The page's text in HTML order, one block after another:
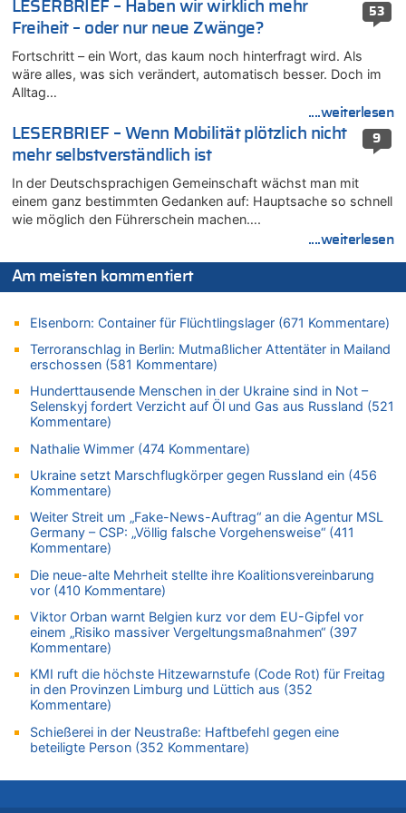
07.08.2026 - 00:50 von WK zu
07.08.2026 - 00:06 von 5/11 zu
Mehrere Menschen in Londons City niedergestochen
Mehrere Menschen in Londons City niedergestochen
06.08.2026 - 23:25 von WK zu
FIFA-Spitze demonstriert Einigkeit trotz Kritik und neuer
Vorwürfe gegen Präsident Gianni Infantino
06.08.2026 - 22:48 von DG zu
FIFA-Spitze demonstriert Einigkeit trotz Kritik und neuer
06.08.2026 - 22:07 von DR ALBERN zu
Vorwürfe gegen Präsident Gianni Infantino
Mehrere Menschen in Londons City niedergestochen
06.08.2026 - 21:19 von Ach zu
Zweite Hitzewelle in diesem Sommer ist jetzt amtlich
06.08.2026 - 21:16 von michlaustderaffe zu
Zweite Hitzewelle in diesem Sommer ist jetzt amtlich
06.08.2026 - 21:14 von Ach zu
Aachen ab 11. August wieder Mekka des Pferdesports –
06.08.2026 - 20:43 von 5/11 zu
Wasserstand des Rheins in NRW so niedrig wie noch nie
06.08.2026 - 20:35 von Wolfgang2 zu
Zurück an den Rhein: Hendrich wechselt zum 1. FC Köln
06.08.2026 - 20:16 von Panda46 zu
AS Eupen: „Keiner weiß, wohin die Reise geht…“
Zweite Hitzewelle in diesem Sommer ist jetzt amtlich
06.08.2026 - 19:14 von JoKrings zu
Zweite Hitzewelle in diesem Sommer ist jetzt amtlich
06.08.2026 - 18:40 von Ostbelgien Direkt zu
53
LESERBRIEF – Haben wir wirklich mehr
Freiheit – oder nur neue Zwänge?
Fortschritt – ein Wort, das kaum noch hinterfragt wird. Als
wäre alles, was sich verändert, automatisch besser. Doch im
Alltag…
....weiterlesen
9
LESERBRIEF – Wenn Mobilität plötzlich nicht
mehr selbstverständlich ist
In der Deutschsprachigen Gemeinschaft wächst man mit
einem ganz bestimmten Gedanken auf: Hauptsache so schnell
wie möglich den Führerschein machen….
....weiterlesen
Am meisten kommentiert
Elsenborn: Container für Flüchtlingslager (671 Kommentare)
Terroranschlag in Berlin: Mutmaßlicher Attentäter in Mailand
erschossen (581 Kommentare)
Hunderttausende Menschen in der Ukraine sind in Not –
Selenskyj fordert Verzicht auf Öl und Gas aus Russland (521
Kommentare)
Nathalie Wimmer (474 Kommentare)
Ukraine setzt Marschflugkörper gegen Russland ein (456
Kommentare)
Weiter Streit um „Fake-News-Auftrag“ an die Agentur MSL
Germany – CSP: „Völlig falsche Vorgehensweise“ (411
Kommentare)
Die neue-alte Mehrheit stellte ihre Koalitionsvereinbarung
vor (410 Kommentare)
Viktor Orban warnt Belgien kurz vor dem EU-Gipfel vor
einem „Risiko massiver Vergeltungsmaßnahmen“ (397
Kommentare)
KMI ruft die höchste Hitzewarnstufe (Code Rot) für Freitag
in den Provinzen Limburg und Lüttich aus (352
Kommentare)
Schießerei in der Neustraße: Haftbefehl gegen eine
beteiligte Person (352 Kommentare)